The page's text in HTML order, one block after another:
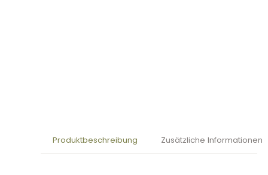
Produktbeschreibung Zusätzliche Informationen